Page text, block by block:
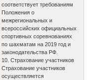
соответствует требованиям
Положения о
межрегиональных и
всероссийских официальных
спортивных соревнованиях
по шахматам на 2019 год и
законодательства РФ.
10. Страхование участников
Страхование участников
осуществляется